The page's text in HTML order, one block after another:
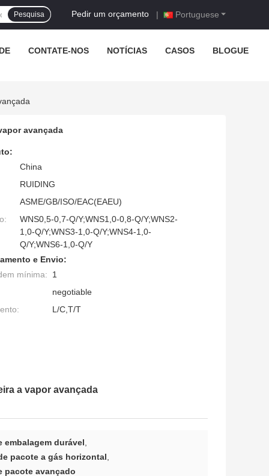
Portuguese
Pedir um orçamento |
Pesquisa
CONTATE-NOS NOTÍCIAS CASOS BLOGUE
avançada
China
RUIDING
ASME/GB/ISO/EAC(EAEU)
WNS0,5-0,7-Q/Y;WNS1,0-0,8-Q/Y;WNS2-
1,0-Q/Y;WNS3-1,0-Q/Y;WNS4-1,0-
Q/Y;WNS6-1,0-Q/Y
e Envio:
mínima:
1
negotiable
L/C,T/T
a vapor avançada
embalagem durável,
pacote a gás horizontal,
pacote avançado